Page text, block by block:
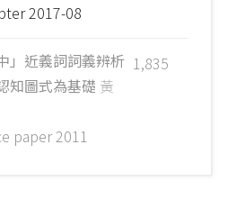
2017-08
1,835
」近義詞詞義辨析
圖式為基礎 黃
paper2011